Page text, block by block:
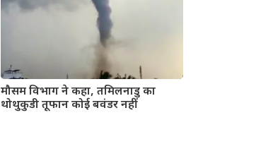
मौसम विभाग ने कहा, तमिलनाडु का
थोथुकुडी तूफान कोई बवंडर नहीं